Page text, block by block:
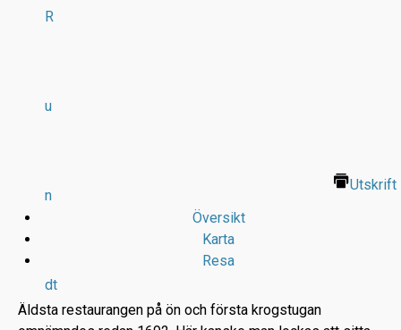
R
u
n
dt
Utskrift
Översikt
Karta
Resa
Äldsta restaurangen på ön och första krogstugan